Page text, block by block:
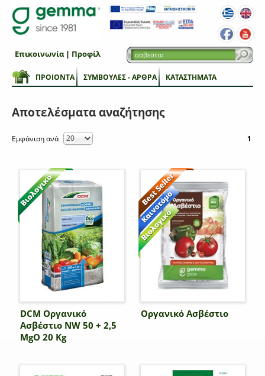
ΠΡΟΙΟΝΤΑ ΣΥΜΒΟΥΛΕΣ - ΑΡΘΡΑ ΚΑΤΑΣΤΗΜΑΤΑ
Επικοινωνία| Προφίλ
Αποτελέσματα αναζήτησης
Εμφάνιση ανά 1
DCM Οργανικό
Ασβέστιο NW 50 + 2,5
MgO 20 Kg
Οργανικό Ασβέστιο